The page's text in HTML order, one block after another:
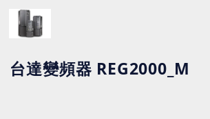
台達變頻器 REG2000_M